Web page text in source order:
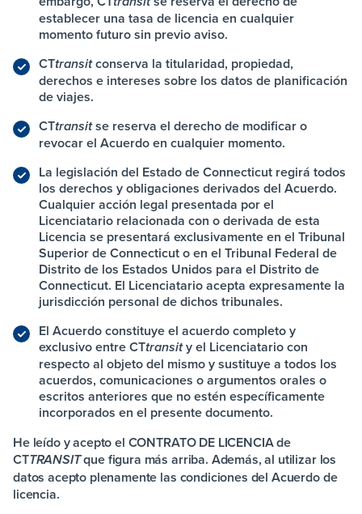
establecer una tasa de licencia en cualquier
momento futuro sin previo aviso.
CTtransitconserva la titularidad, propiedad,
derechos e intereses sobre los datos de planificación
de viajes.
CTtransitse reserva el derecho de modificar o
revocar el Acuerdo en cualquier momento.
La legislación del Estado de Connecticut regirá todos
los derechos y obligaciones derivados del Acuerdo.
Cualquier acción legal presentada por el
Licenciatario relacionada con o derivada de esta
Licencia se presentará exclusivamente en el Tribunal
Superior de Connecticut o en el Tribunal Federal de
Distrito de los Estados Unidos para el Distrito de
Connecticut. El Licenciatario acepta expresamente la
jurisdicción personal de dichos tribunales.
El Acuerdo constituye el acuerdo completo y
exclusivo entreCTtransity el Licenciatario con
respecto al objeto del mismo y sustituye a todos los
acuerdos, comunicaciones o argumentos orales o
escritos anteriores que no estén específicamente
incorporados en el presente documento.
He leído y acepto el CONTRATO DE LICENCIA de
CTTRANSITque figura más arriba. Además, al utilizar los
datos acepto plenamente las condiciones del Acuerdo de
licencia.